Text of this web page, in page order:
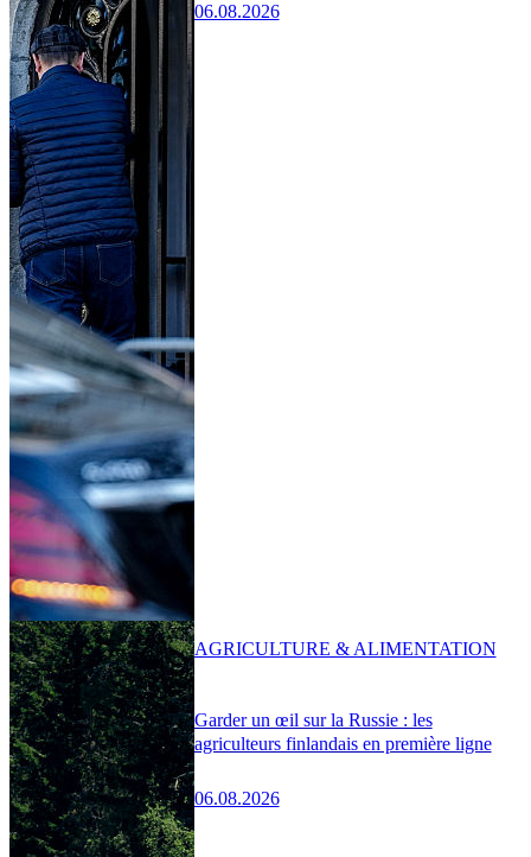
06.08.2026
Garder un œil sur la Russie : les
agriculteurs finlandais en première ligne
06.08.2026
AGRICULTURE & ALIMENTATION